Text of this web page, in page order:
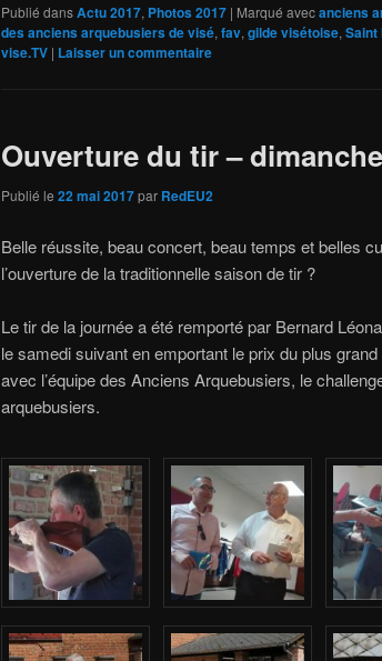
Publié dansActu 2017, Photos 2017 | Marqué avecanciens
des anciens arquebusiers de visé, fav, gilde visétoise, Saint
vise.TV | Laisser un commentaire
Ouverture du tir –
Publié le 22 mai 2017par RedEU2
Belle réussite, beau concert, beau temps et belles
l’ouverture de la traditionnelle saison de tir ?
Le tir de la journée a été remporté par Bernard
le samedi suivant en emportant le prix du plus
avec l’équipe des Anciens Arquebusiers, le
arquebusiers.